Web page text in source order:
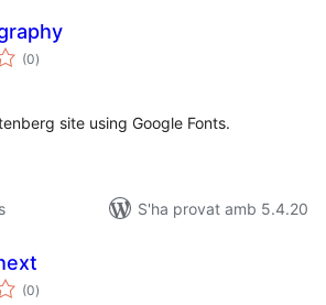
(0puntuacions
totals
)
site using Google Fonts.
S'ha provat amb 5.4.20
(0puntuacions
totals
)